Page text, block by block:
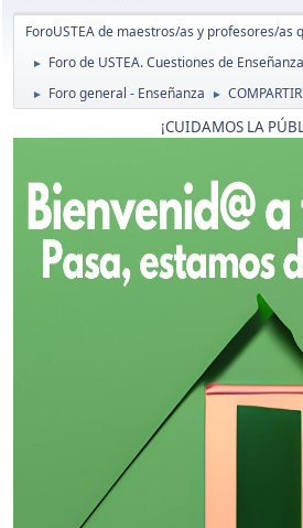
ForoUSTEA de maestros/as y profesores/as
► Foro de USTEA. Cuestiones de
► Foro general - Enseñanza ►
¡CUIDAMOS LA